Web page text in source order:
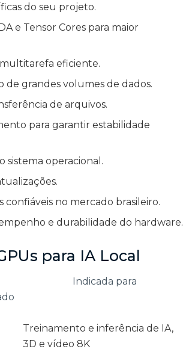
do seu projeto.
e Tensor Cores para maior
eficiente.
de grandes volumes de dados.
de arquivos.
para garantir estabilidade
sistema operacional.
no mercado brasileiro.
e durabilidade do hardware.
para IA Local
Indicada para
Treinamento e inferência de IA,
3D e vídeo 8K